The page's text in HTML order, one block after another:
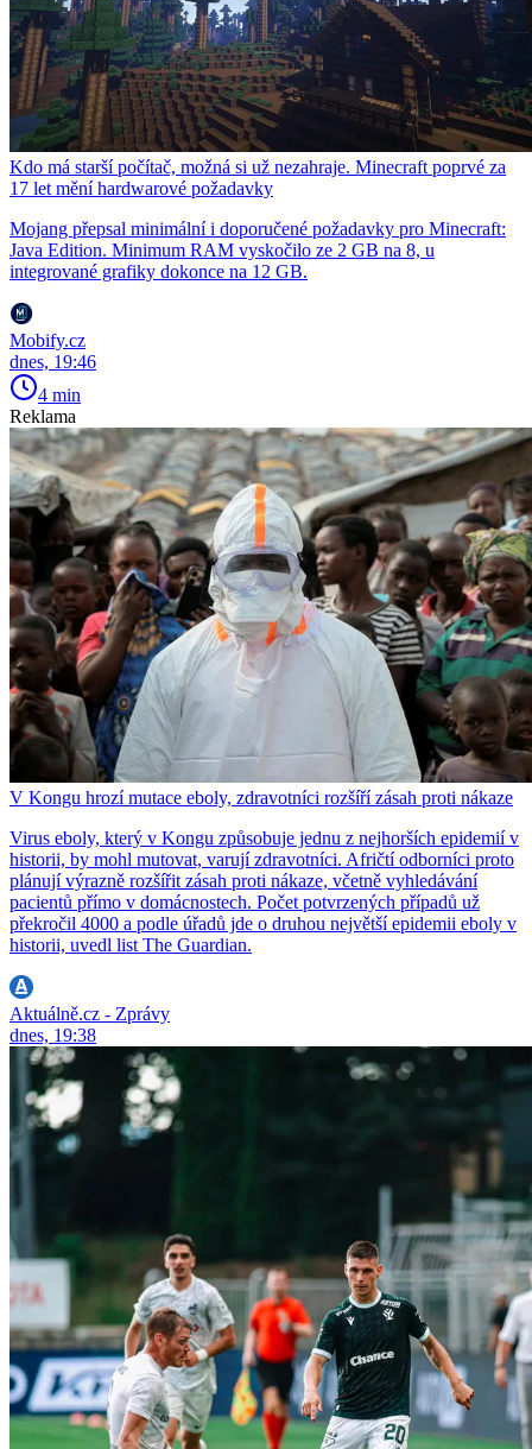
Kdo má starší počítač, možná si už nezahraje. Minecraft poprvé za
17 let mění hardwarové požadavky
Mojang přepsal minimální i doporučené požadavky pro Minecraft:
Java Edition. Minimum RAM vyskočilo ze 2 GB na 8, u
integrované grafiky dokonce na 12 GB.
Mobify.cz
dnes, 19:46
4 min
Reklama
V Kongu hrozí mutace eboly, zdravotníci rozšíří zásah proti nákaze
Virus eboly, který v Kongu způsobuje jednu z nejhorších epidemií v
historii, by mohl mutovat, varují zdravotníci. Afričtí odborníci proto
plánují výrazně rozšířit zásah proti nákaze, včetně vyhledávání
pacientů přímo v domácnostech. Počet potvrzených případů už
překročil 4000 a podle úřadů jde o druhou největší epidemii eboly v
historii, uvedl list The Guardian.
Aktuálně.cz - Zprávy
dnes, 19:38